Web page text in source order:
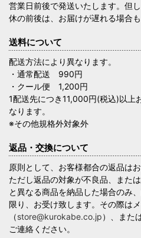
営業日前後で発送いたします。但
休の前後は、お届けが遅れる場合も
送料について
配送方法により異なります。
・通常配送 990円
・クール便 1,200円
1配送先につき11,000円(税込)以上
なります。
※その他規格外対象外
返品・交換について
原則として、お客様都合の返品は
ただし返品の対象が不良品、また
と異なる商品を納品した場合のみ
限り、お受け致します。その際は
（store@kurokabe.co.jp）、また
ご連絡ください。